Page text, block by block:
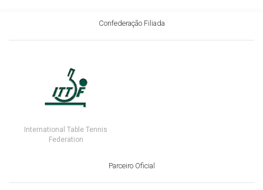
Confederação Filiada
International Table Tennis
Federation
Parceiro Oficial